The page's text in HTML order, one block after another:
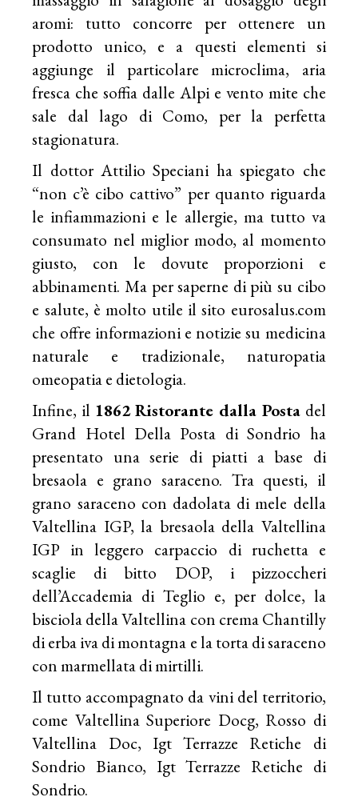
aromi: tutto concorre per ottenere un
prodotto unico, e a questi elementi si
aggiunge il particolare microclima, aria
fresca che soffia dalle Alpi e vento mite che
sale dal lago di Como, per la perfetta
stagionatura.
Il dottor Attilio Speciani ha spiegato che
“non c’è cibo cattivo” per quanto riguarda
le infiammazioni e le allergie, ma tutto va
consumato nel miglior modo, al momento
giusto, con le dovute proporzioni e
abbinamenti. Ma per saperne di più su cibo
e salute, è molto utile il sito eurosalus.com
che offre informazioni e notizie su medicina
naturale e tradizionale, naturopatia
omeopatia e dietologia.
Infine, il 1862 Ristorante dalla Postadel
Grand Hotel Della Posta di Sondrio ha
presentato una serie di piatti a base di
bresaola e grano saraceno. Tra questi, il
grano saraceno con dadolata di mele della
Valtellina IGP, la bresaola della Valtellina
IGP in leggero carpaccio di ruchetta e
scaglie di bitto DOP, i pizzoccheri
dell’Accademia di Teglio e, per dolce, la
bisciola della Valtellina con crema Chantilly
di erba iva di montagna e la torta di saraceno
con marmellata di mirtilli.
Il tutto accompagnato da vini del territorio,
come Valtellina Superiore Docg, Rosso di
Valtellina Doc, Igt Terrazze Retiche di
Sondrio Bianco, Igt Terrazze Retiche di
Sondrio.